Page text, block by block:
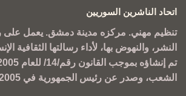
اتحاد الناشرين السوريين
تنظيم مهني. مركزه مدينة دمشق. يعمل
النشر، والنهوض بها، لأداء رسالتها الثقافية
الشعب، وصدر عن رئيس الجمهورية في 26/5/2005